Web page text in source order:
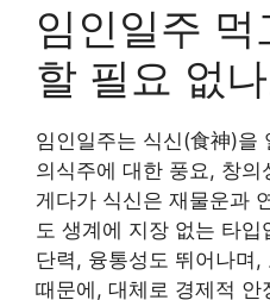
임인일주 먹
할 필요 없
임인일주는 식신(食神)을
의식주에 대한 풍요, 창
게다가 식신은 재물운과
도 생계에 지장 없는 타
단력, 융통성도 뛰어나며
때문에, 대체로 경제적 안